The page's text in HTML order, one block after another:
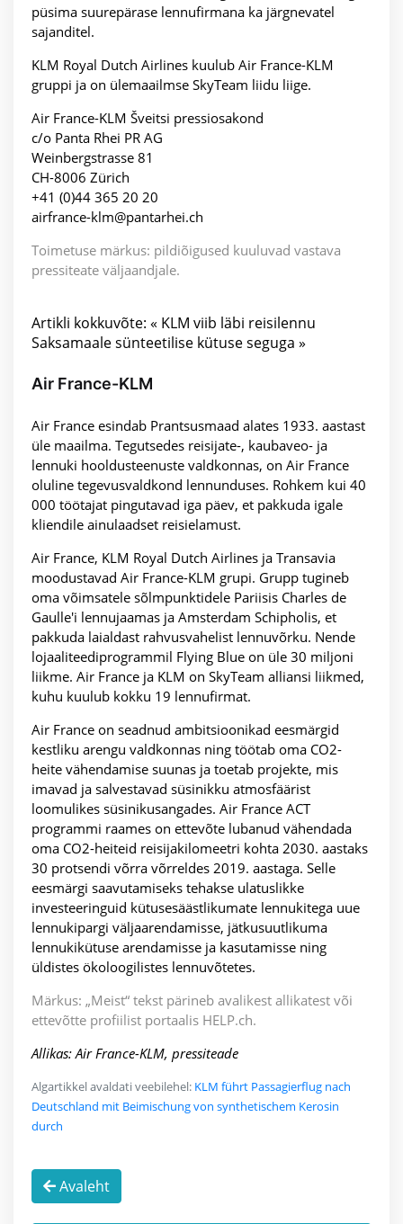
püsima suurepärase lennufirmana ka järgnevatel
sajanditel.
KLM Royal Dutch Airlines kuulub Air France-KLM
gruppi ja on ülemaailmse SkyTeam liidu liige.
Air France-KLM Šveitsi pressiosakond
c/o Panta Rhei PR AG
Weinbergstrasse 81
CH-8006 Zürich
+41 (0)44 365 20 20
airfrance-klm@pantarhei.ch
Toimetuse märkus: pildiõigused kuuluvad vastava
pressiteate väljaandjale.
Artikli kokkuvõte: « KLM viib läbi reisilennu
Saksamaale sünteetilise kütuse seguga »
Air France-KLM
Air France esindab Prantsusmaad alates 1933. aastast
üle maailma. Tegutsedes reisijate-, kaubaveo- ja
lennuki hooldusteenuste valdkonnas, on Air France
oluline tegevusvaldkond lennunduses. Rohkem kui 40
000 töötajat pingutavad iga päev, et pakkuda igale
kliendile ainulaadset reisielamust.
Air France, KLM Royal Dutch Airlines ja Transavia
moodustavad Air France-KLM grupi. Grupp tugineb
oma võimsatele sõlmpunktidele Pariisis Charles de
Gaulle'i lennujaamas ja Amsterdam Schipholis, et
pakkuda laialdast rahvusvahelist lennuvõrku. Nende
lojaaliteediprogrammil Flying Blue on üle 30 miljoni
liikme. Air France ja KLM on SkyTeam alliansi liikmed,
kuhu kuulub kokku 19 lennufirmat.
Air France on seadnud ambitsioonikad eesmärgid
kestliku arengu valdkonnas ning töötab oma CO2-
heite vähendamise suunas ja toetab projekte, mis
imavad ja salvestavad süsinikku atmosfäärist
loomulikes süsinikusangades. Air France ACT
programmi raames on ettevõte lubanud vähendada
oma CO2-heiteid reisijakilomeetri kohta 2030. aastaks
30 protsendi võrra võrreldes 2019. aastaga. Selle
eesmärgi saavutamiseks tehakse ulatuslikke
investeeringuid kütusesäästlikumate lennukitega uue
lennukipargi väljaarendamisse, jätkusuutlikuma
lennukikütuse arendamisse ja kasutamisse ning
üldistes ökoloogilistes lennuvõtetes.
Märkus: „Meist“ tekst pärineb avalikest allikatest või
ettevõtte profiilist portaalis HELP.ch.
Allikas: Air France-KLM, pressiteade
Algartikkel avaldati veebilehel: KLM führt Passagierflug nach
Deutschland mit Beimischung von synthetischem Kerosin
durch
Avaleht